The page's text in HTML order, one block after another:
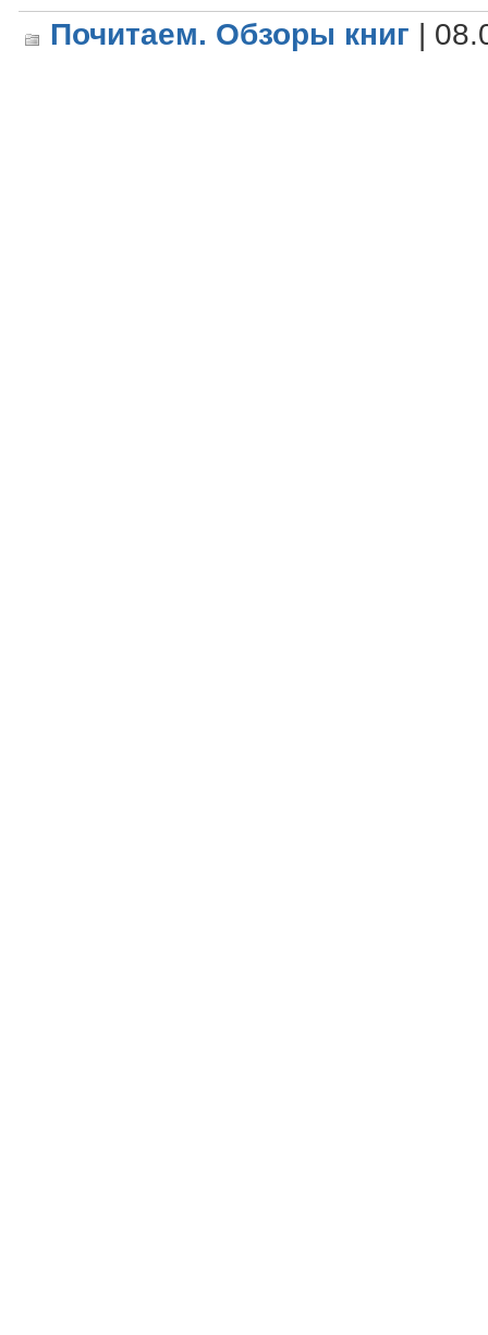
Почитаем. Обзоры книг |